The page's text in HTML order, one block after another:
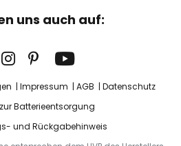
uns auch auf:
Impressum AGB
Datenschutz
Batterieentsorgung
und Rückgabehinweis